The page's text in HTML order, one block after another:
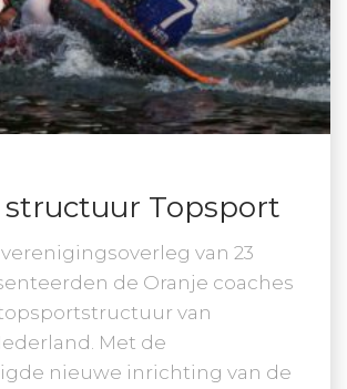
structuur Topsport
van 23
de Oranje coaches
van
Met de
nieuwe inrichting van de